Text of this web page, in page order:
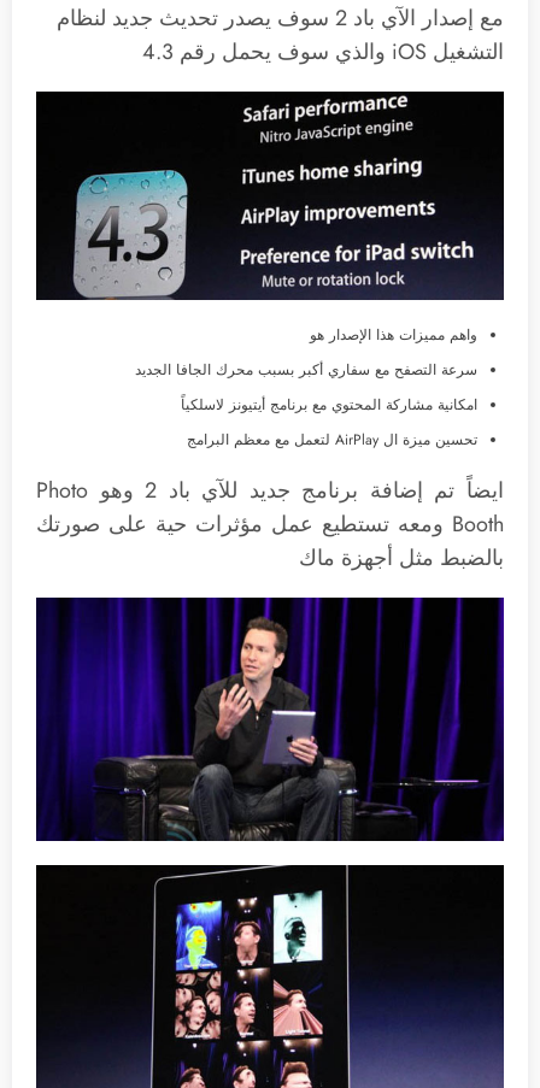
مع إصدار الآي باد 2 سوف يصدر تحديث جديد لنظام
التشغيل iOS والذي سوف يحمل رقم 4.3
واهم مميزات هذا الإصدار هو
سرعة التصفح مع سفاري أكبر بسبب محرك الجافا الجديد
امكانية مشاركة المحتوي مع برنامج أيتيونز لاسلكياً
تحسين ميزة ال AirPlay لتعمل مع معظم البرامج
ايضاً تم إضافة برنامج جديد للآي باد 2 وهو Photo
Booth ومعه تستطيع عمل مؤثرات حية على صورتك
بالضبط مثل أجهزة ماك